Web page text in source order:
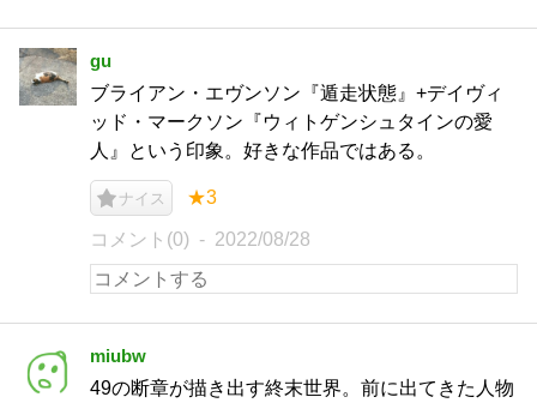
gu
ブライアン・エヴンソン『遁走状態』+デイヴィ
ッド・マークソン『ウィトゲンシュタインの愛
人』という印象。好きな作品ではある。
ナイス ★3
コメント(0) 2022/08/28
miubw
49の断章が描き出す終末世界。前に出てきた人物